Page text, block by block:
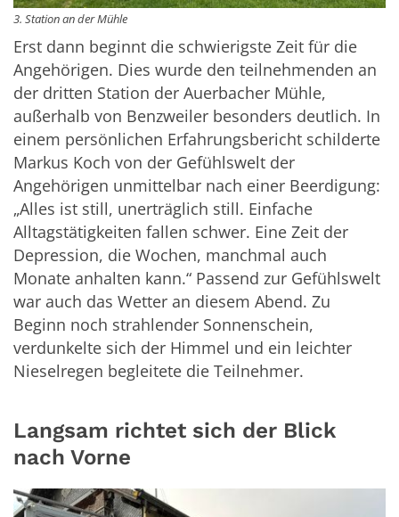
3. Station an der Mühle
Erst dann beginnt die schwierigste Zeit für die
Angehörigen. Dies wurde den teilnehmenden an
der dritten Station der Auerbacher Mühle,
außerhalb von Benzweiler besonders deutlich. In
einem persönlichen Erfahrungsbericht schilderte
Markus Koch von der Gefühlswelt der
Angehörigen unmittelbar nach einer Beerdigung:
„Alles ist still, unerträglich still. Einfache
Alltagstätigkeiten fallen schwer. Eine Zeit der
Depression, die Wochen, manchmal auch
Monate anhalten kann.“ Passend zur Gefühlswelt
war auch das Wetter an diesem Abend. Zu
Beginn noch strahlender Sonnenschein,
verdunkelte sich der Himmel und ein leichter
Nieselregen begleitete die Teilnehmer.
Langsam richtet sich der Blick
nach Vorne